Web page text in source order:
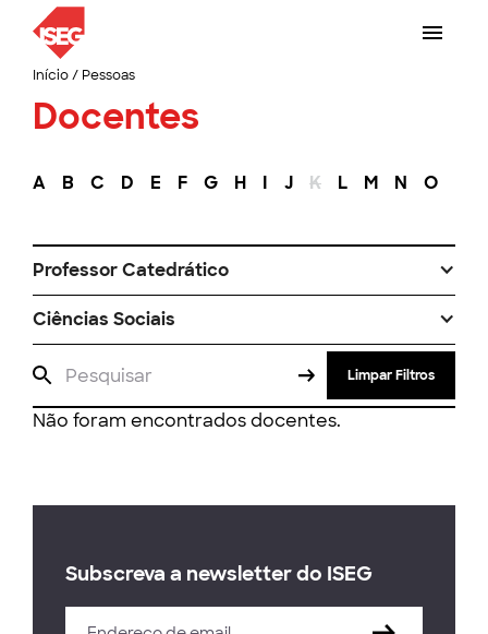
Início/ Pessoas
Docentes
A B C D E F G H I J K L M N O
Professor Catedrático
Ciências Sociais
Limpar Filtros
Não foram encontrados docentes.
Subscreva a newsletter do ISEG